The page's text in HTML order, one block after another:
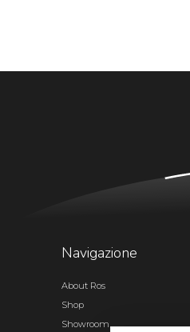
Navigazione
About Ros
Shop
Showroom